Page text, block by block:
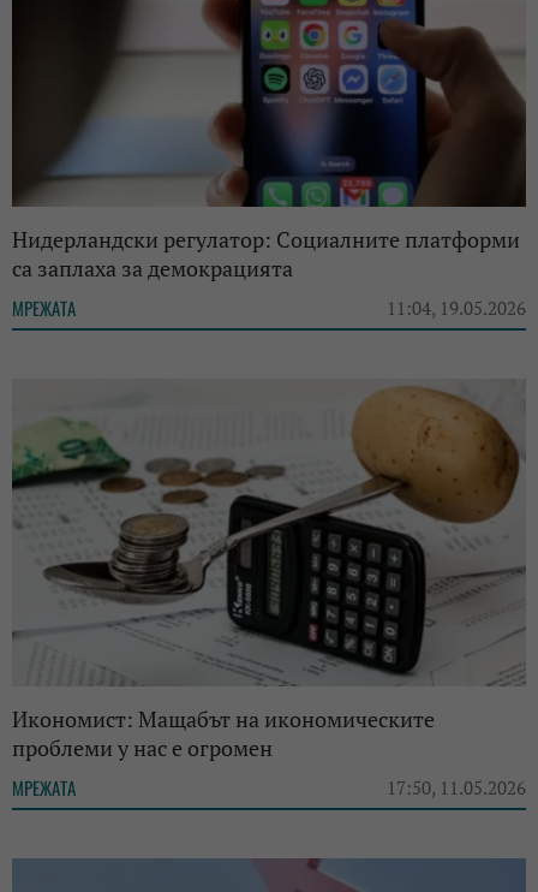
Нидерландски регулатор: Социалните платформи
са заплаха за демокрацията
МРЕЖАТА 11:04, 19.05.2026
Икономист: Мащабът на икономическите
проблеми у нас е огромен
МРЕЖАТА 17:50, 11.05.2026